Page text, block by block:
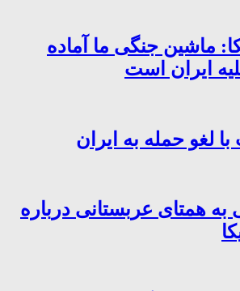
ماشین جنگی ما آماده
ایران است
لغو حمله به ایران
همتای عربستانی درباره